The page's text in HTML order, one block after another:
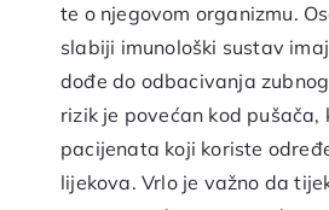
te o njegovom organizmu.
slabiji imunološki sustav
dođe do odbacivanja
rizik je povećan kod pušača,
pacijenata koji koriste
lijekova. Vrlo je važno da